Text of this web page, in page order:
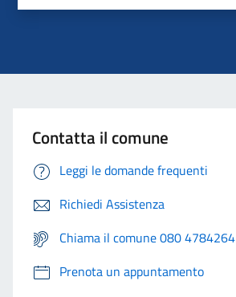
Contatta il comune
Leggi le domande frequenti
Richiedi Assistenza
Chiama il comune 080 4784264
Prenota un appuntamento